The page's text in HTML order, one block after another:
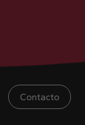
Contacto